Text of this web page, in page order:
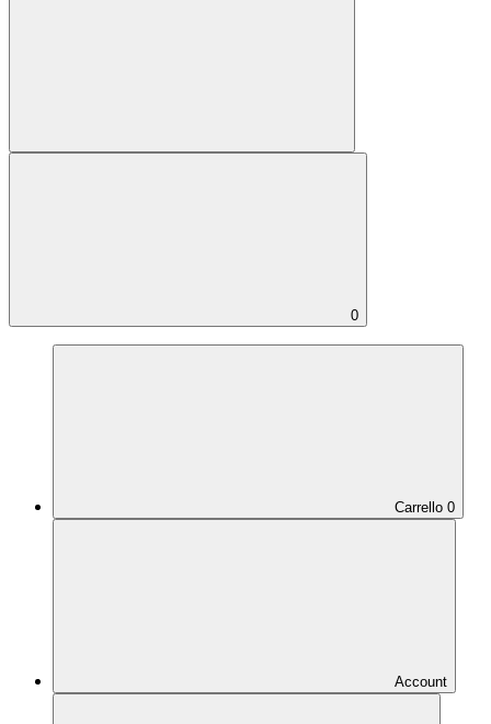
0
Carrello 0
Account